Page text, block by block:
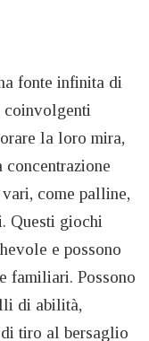
fonte infinita di
coinvolgenti
la loro mira,
come palline,
Questi giochi
e possono
familiari. Possono
di abilità,
tiro al bersaglio